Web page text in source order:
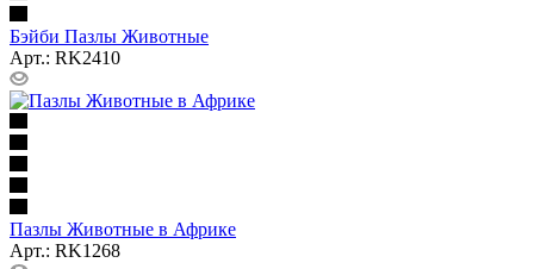
Бэйби Пазлы Животные
Арт.: RK2410
Пазлы Животные в Африке
Арт.: RK1268